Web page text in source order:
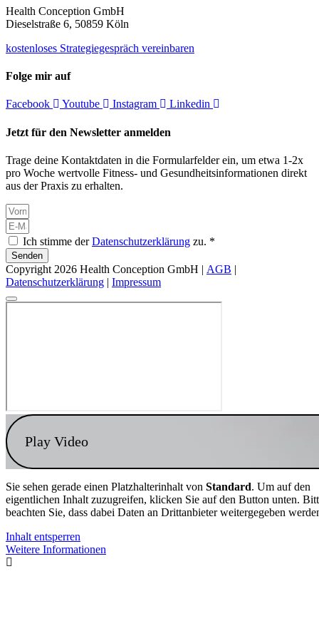
Health Conception GmbH
Dieselstraße 6, 50859 Köln
kostenloses Strategiegespräch vereinbaren
Folge mir auf
Facebook Youtube Instagram Linkedin
Jetzt für den Newsletter anmelden
Trage deine Kontaktdaten in die Formularfelder ein, um etwa 1-2x
pro Woche wertvolle Fitness- und Gesundheitsinformationen direkt
aus der Praxis zu erhalten.
Ich stimme derDatenschutzerklärung zu. *
Senden
Copyright 2026 Health Conception GmbH | AGB |
Datenschutzerklärung | Impressum
Play Video
Sie sehen gerade einen Platzhalterinhalt von Standard. Um auf den
eigentlichen Inhalt zuzugreifen, klicken Sie auf den Button unten.
beachten Sie, dass dabei Daten an Drittanbieter weitergegeben
Inhalt entsperren
Weitere Informationen